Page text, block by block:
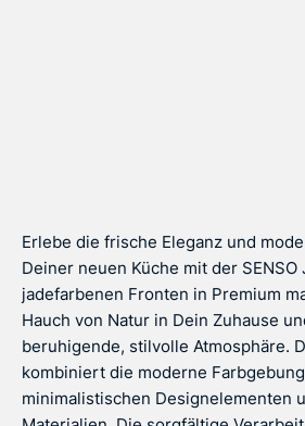
Erlebe die frische Eleganz und
Deiner neuen Küche mit der SENSO
jadefarbenen Fronten in Premium
Hauch von Natur in Dein Zuhause
beruhigende, stilvolle Atmosphäre.
kombiniert die moderne
minimalistischen Designelementen